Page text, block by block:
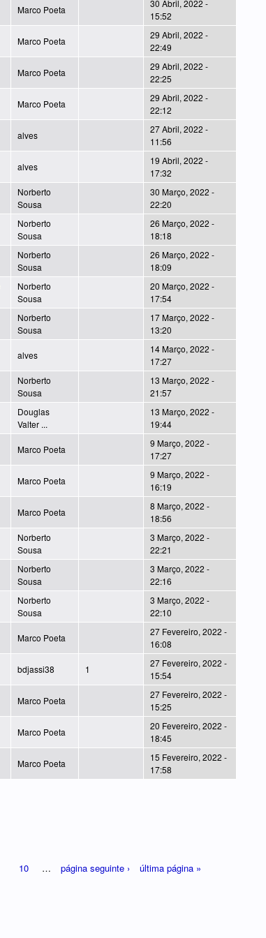
Marco Poeta
30 Abril, 2022 -
15:52
Marco Poeta
29 Abril, 2022 -
22:49
Marco Poeta
29 Abril, 2022 -
22:25
Marco Poeta
29 Abril, 2022 -
22:12
alves
27 Abril, 2022 -
11:56
alves
19 Abril, 2022 -
17:32
Norberto
Sousa
30 Março, 2022 -
22:20
Norberto
Sousa
26 Março, 2022 -
18:18
Norberto
Sousa
26 Março, 2022 -
18:09
Norberto
Sousa
20 Março, 2022 -
17:54
Norberto
Sousa
17 Março, 2022 -
13:20
alves
14 Março, 2022 -
17:27
Norberto
Sousa
13 Março, 2022 -
21:57
Douglas
Valter ...
13 Março, 2022 -
19:44
Marco Poeta
9 Março, 2022 -
17:27
Marco Poeta
9 Março, 2022 -
16:19
Marco Poeta
8 Março, 2022 -
18:56
Norberto
Sousa
3 Março, 2022 -
22:21
Norberto
Sousa
3 Março, 2022 -
22:16
Norberto
Sousa
3 Março, 2022 -
22:10
Marco Poeta
27 Fevereiro, 2022 -
16:08
bdjassi38 1
27 Fevereiro, 2022 -
15:54
Marco Poeta
27 Fevereiro, 2022 -
15:25
Marco Poeta
20 Fevereiro, 2022 -
18:45
Marco Poeta
15 Fevereiro, 2022 -
17:58
10 … página seguinte › última página »